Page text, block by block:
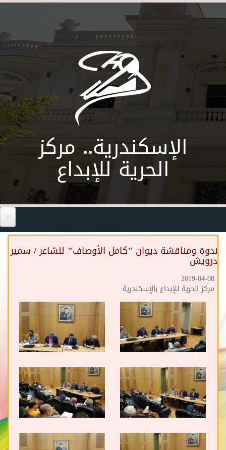
Skip to main content
الإسكندرية.. مركز
الحرية للإبداع
ندوة ومناقشة ديوان "كامل الأوصاف" للشاعر / سمير
درويش
2019-04-08
مركز الحرية للإبداع بالإسكندرية